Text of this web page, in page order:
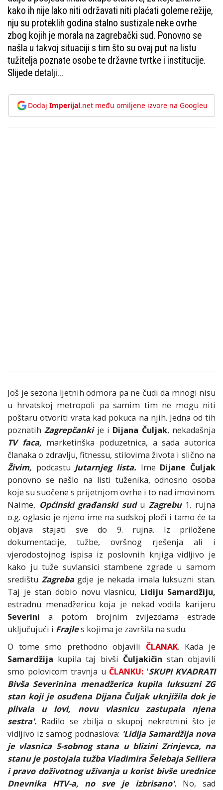
kako ih nije lako niti održavati niti plaćati goleme režije,
nju su proteklih godina stalno sustizale neke ovrhe
zbog kojih je morala na zagrebački sud. Ponovno se
našla u takvoj situaciji s tim što su ovaj put na listu
tužitelja poznate osobe te državne tvrtke i institucije.
Slijede detalji...
Dodaj Imperijal.net među omiljene izvore na Googleu
Još je sezona ljetnih odmora pa ne čudi da mnogi nisu
u hrvatskoj metropoli pa samim tim ne mogu niti
poštaru otvoriti vrata kad pokuca na njih. Jedna od tih
poznatihZagrepčankije i Dijana Čuljak, nekadašnja
TV faca, marketinška poduzetnica, a sada autorica
članaka o zdravlju, fitnessu, stilovima života i slično na
Živim, podcastu Jutarnjeg lista. Ime Dijane Čuljak
ponovno se našlo na listi tuženika, odnosno osoba
koje su suočene s prijetnjom ovrhe i to nad imovinom.
Naime, Općinski građanski sudu Zagrebu1. rujna
o.g. oglasio je njeno ime na sudskoj ploči i tamo će ta
objava stajati sve do 9. rujna. Iz priložene
dokumentacije, tužbe, ovršnog rješenja ali i
vjerodostojnog ispisa iz poslovnih knjiga vidljivo je
kako ju tuže suvlansici stambene zgrade u samom
središtu Zagrebagdje je nekada imala luksuzni stan.
Taj je stan dobio novu vlasnicu, Lidiju Samardžiju,
estradnu menadžericu koja je nekad vodila karijeru
Severini a potom brojnim zvijezdama estrade
uključujući i Frajles kojima je završila na sudu.
O tome smo prethodno objavili
ČLANAK. Kada je
Samardžija kupila taj bivši Čuljakičin stan objavili
smo polovicom travnja u ČLANKU: 'SKUPI KVADRATI
Bivša Severinina menadžerica kupila luksuzni ZG
stan koji je osuđena Dijana Čuljak uknjižila dok je
plivala u lovi, novu vlasnicu zastupala njena
sestra'. Radilo se zbilja o skupoj nekretnini što je
vidljivo iz samog podnaslova: 'Lidija Samardžija nova
je vlasnica 5-sobnog stana u blizini Zrinjevca, na
stanu je postojala tužba Vladimira Šelebaja Selliera
i pravo doživotnog uživanja u korist bivše urednice
Dnevnika HTV-a, no sve je izbrisano'. No, sad